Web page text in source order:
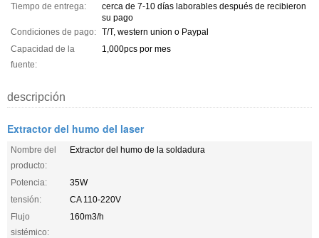
Tiempo de entrega:
cerca de 7-10 días laborables después de recibieron
su pago
Condiciones de pago: T/T, western union o Paypal
Capacidad de la
fuente:
1,000pcs por mes
descripción
Extractor del humo del laser
Nombre del
producto:
Extractor del humo de la soldadura
Potencia:
35W
tensión:
CA 110-220V
Flujo
sistémico:
160m3/h